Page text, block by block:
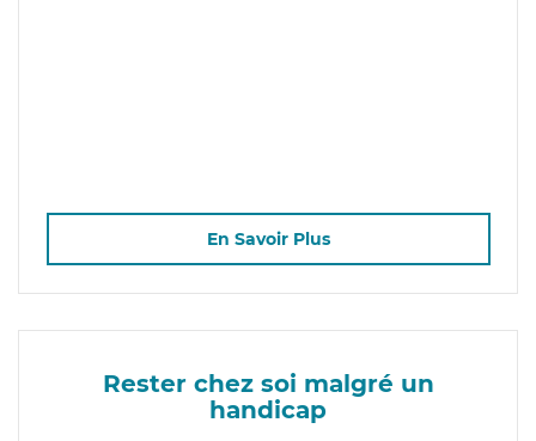
En Savoir Plus
Rester chez soi malgré un
handicap